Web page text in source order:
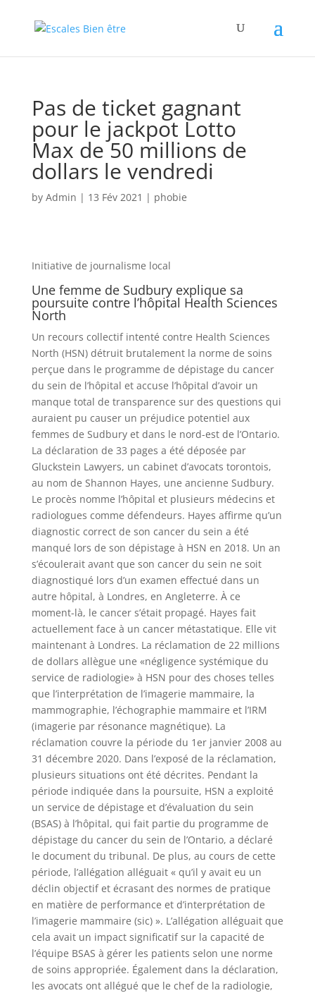
Pas de ticket gagnant
pour le jackpot Lotto
Max de 50 millions de
dollars le vendredi
by Admin | 13 Fév 2021 | phobie
Initiative de journalisme local
Une femme de Sudbury explique sa
poursuite contre l’hôpital Health Sciences
North
Un recours collectif intenté contre Health Sciences
North (HSN) détruit brutalement la norme de soins
perçue dans le programme de dépistage du cancer
du sein de l’hôpital et accuse l’hôpital d’avoir un
manque total de transparence sur des questions qui
auraient pu causer un préjudice potentiel aux
femmes de Sudbury et dans le nord-est de l’Ontario.
La déclaration de 33 pages a été déposée par
Gluckstein Lawyers, un cabinet d’avocats torontois,
au nom de Shannon Hayes, une ancienne Sudbury.
Le procès nomme l’hôpital et plusieurs médecins et
radiologues comme défendeurs. Hayes affirme qu’un
diagnostic correct de son cancer du sein a été
manqué lors de son dépistage à HSN en 2018. Un an
s’écoulerait avant que son cancer du sein ne soit
diagnostiqué lors d’un examen effectué dans un
autre hôpital, à Londres, en Angleterre. À ce
moment-là, le cancer s’était propagé. Hayes fait
actuellement face à un cancer métastatique. Elle vit
maintenant à Londres. La réclamation de 22 millions
de dollars allègue une «négligence systémique du
service de radiologie» à HSN pour des choses telles
que l’interprétation de l’imagerie mammaire, la
mammographie, l’échographie mammaire et l’IRM
(imagerie par résonance magnétique). La
réclamation couvre la période du 1er janvier 2008 au
31 décembre 2020. Dans l’exposé de la réclamation,
plusieurs situations ont été décrites. Pendant la
période indiquée dans la poursuite, HSN a exploité
un service de dépistage et d’évaluation du sein
(BSAS) à l’hôpital, qui fait partie du programme de
dépistage du cancer du sein de l’Ontario, a déclaré
le document du tribunal. De plus, au cours de cette
période, l’allégation alléguait « qu’il y avait eu un
déclin objectif et écrasant des normes de pratique
en matière de performance et d’interprétation de
l’imagerie mammaire (sic) ». L’allégation alléguait que
cela avait un impact significatif sur la capacité de
l’équipe BSAS à gérer les patients selon une norme
de soins appropriée. Également dans la déclaration,
les avocats ont allégué que le chef de la radiologie,